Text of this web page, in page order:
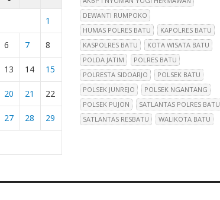
1
6 7 8
13 14 15
20 21 22
27 28 29
DEWANTI RUMPOKO
HUMAS POLRES BATU
KAPOLRES BATU
KASPOLRES BATU
KOTA WISATA BATU
POLDA JATIM
POLRES BATU
POLRESTA SIDOARJO
POLSEK BATU
POLSEK JUNREJO
POLSEK NGANTANG
POLSEK PUJON
SATLANTAS POLRES BATU
SATLANTAS RESBATU
WALIKOTA BATU